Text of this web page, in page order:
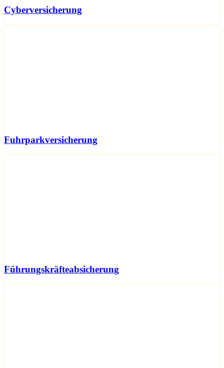
Cyberversicherung
Fuhrparkversicherung
Führungskräfteabsicherung